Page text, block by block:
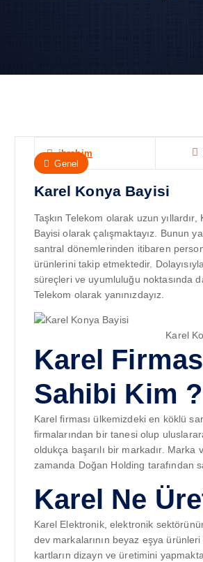
ibrahim
Genel
Karel Konya Bayisi
Taşkın Telekom olarak uzun yıllardır,
Bayisi olarak çalışmaktayız. Bunun
santral dönemlerinden itibaren
ürünlerini takip etmektedir.
süreçleri ve uyumluluğu noktasında
Telekom olarak yanınızdayız.
Karel
Karel
Sahibi Kim ?
Karel firması ülkemizdeki en köklü
firmalarından bir tanesi olup
oldukça başarılı bir markadır. Marka
zamanda Doğan Holding tarafından
Karel Ne
Karel Elektronik, elektronik
dev markalarının beyaz eşya
kartların dizayn ve üretimini